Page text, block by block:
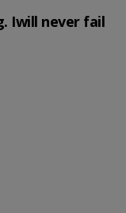
Iwill never fail